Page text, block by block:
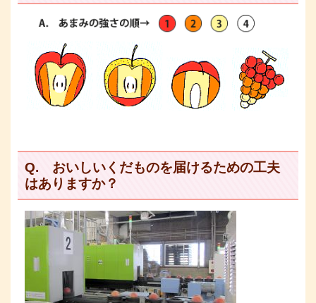
Q. おいしいくだものを届けるための工夫
はありますか？